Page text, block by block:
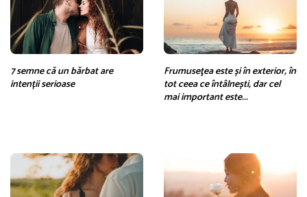
7 semne că un bărbat are
intenții serioase
Frumuseţea este și în exterior, în
tot ceea ce întâlnești, dar cel
mai important este...